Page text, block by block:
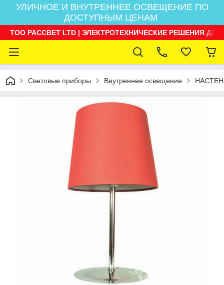
УЛИЧНОЕ И ВНУТРЕННЕЕ ОСВЕЩЕНИЕ ПО
ДОСТУПНЫМ ЦЕНАМ
ТОО РАССВЕТ LTD | ЭЛЕКТРОТЕХНИЧЕСКИЕ РЕШЕНИЯ
Световые приборы Внутреннее освещение